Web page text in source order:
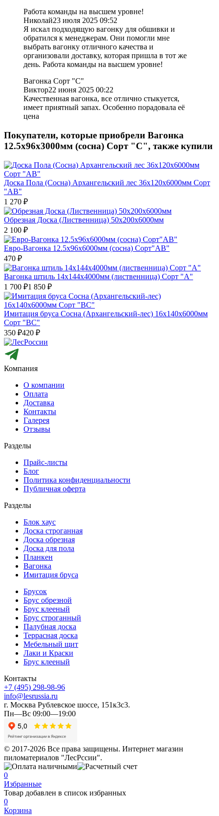
Работа команды на высшем уровне!
Николай23 июля 2025 09:52
Я искал подходящую вагонку для обшивки и
обратился к менеджерам. Они помогли мне
выбрать вагонку отличного качества и
организовали доставку, которая пришла в тот же
день. Работа команды на высшем уровне!
Вагонка Сорт "С"
Виктор22 июня 2025 00:22
Качественная вагонка, все отлично стыкуется,
имеет приятный запах. Особенно порадовала её
цена
Покупатели, которые приобрели Вагонка
12.5х96х3000мм (сосна) Сорт "С", также купили
Доска Пола (Сосна) Архангельский лес 36х120х6000мм Сорт
"АВ"
1 270 ₽
Обрезная Доска (Лиственница) 50х200х6000мм
2 100 ₽
Евро-Вагонка 12.5х96х6000мм (сосна) Сорт"АB"
470 ₽
Вагонка штиль 14х144х4000мм (лиственница) Cорт "A"
1 700 ₽1 850 ₽
Имитация бруса Сосна (Архангельский-лес) 16х140х6000мм
Сорт "ВС"
350 ₽420 ₽
Компания
О компании
Оплата
Доставка
Контакты
Галерея
Отзывы
Разделы
Прайс-листы
Блог
Политика конфиденциальности
Публичная оферта
Разделы
Блок хаус
Доска строганная
Доска обрезная
Доска для пола
Планкен
Вагонка
Имитация бруса
Брусок
Брус обрезной
Брус клееный
Брус строганный
Палубная доска
Террасная доска
Мебельный щит
Лаки и Краски
Брус клееный
Контакты
+7 (495) 298-98-96
info@lesrussia.ru
г. Москва Рублевское шоссе, 151к3с3.
Пн—Вс 09:00—19:00
© 2017-2026 Все права защищены. Интернет магазин
пиломатериалов "ЛесРссии".
0
Избранные
Товар добавлен в список избранных
0
Корзина